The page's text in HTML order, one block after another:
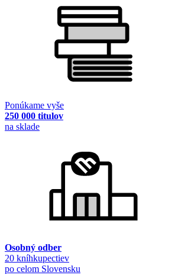
Ponúkame vyše
250 000 titulov
na sklade
Osobný odber
20 kníhkupectiev
po celom Slovensku